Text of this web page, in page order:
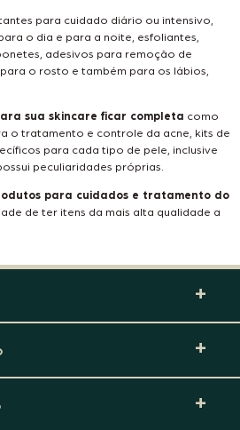
para cuidado diário ou intensivo,
o dia e para a noite, esfoliantes,
adesivos para remoção de
para o rosto e também para os lábios,
sua skincare ficar completa como
o tratamento e controle da acne, kits de
para cada tipo de pele, inclusive
peculiaridades próprias.
para cuidados e tratamento do
de ter itens da mais alta qualidade a